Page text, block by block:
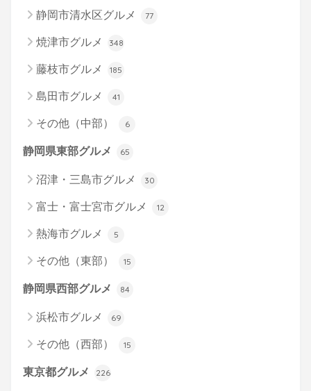
静岡市清水区グルメ 77
焼津市グルメ 348
藤枝市グルメ 185
島田市グルメ 41
その他（中部） 6
静岡県東部グルメ 65
沼津・三島市グルメ 30
富士・富士宮市グルメ 12
熱海市グルメ 5
その他（東部） 15
静岡県西部グルメ 84
浜松市グルメ 69
その他（西部） 15
東京都グルメ 226